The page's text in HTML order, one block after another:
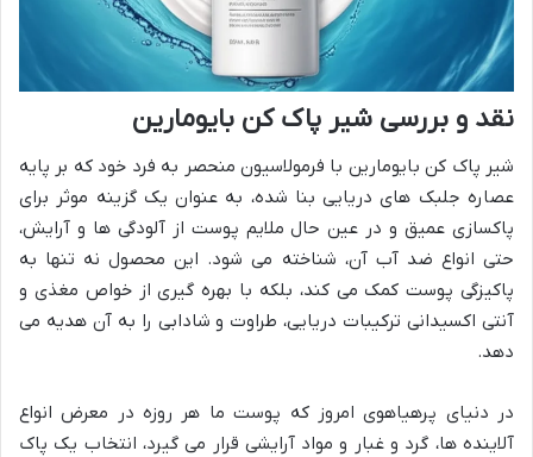
نقد و بررسی شیر پاک کن بایومارین
شیر پاک کن بایومارین با فرمولاسیون منحصر به فرد خود که بر پایه
عصاره جلبک های دریایی بنا شده، به عنوان یک گزینه موثر برای
پاکسازی عمیق و در عین حال ملایم پوست از آلودگی ها و آرایش،
حتی انواع ضد آب آن، شناخته می شود. این محصول نه تنها به
پاکیزگی پوست کمک می کند، بلکه با بهره گیری از خواص مغذی و
آنتی اکسیدانی ترکیبات دریایی، طراوت و شادابی را به آن هدیه می
دهد.
در دنیای پرهیاهوی امروز که پوست ما هر روزه در معرض انواع
آلاینده ها، گرد و غبار و مواد آرایشی قرار می گیرد، انتخاب یک پاک